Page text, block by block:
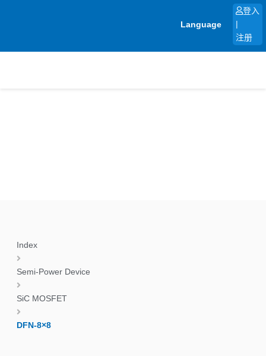
Language
登入
注册
Index
Semi-Power Device
SiC MOSFET
DFN-8×8